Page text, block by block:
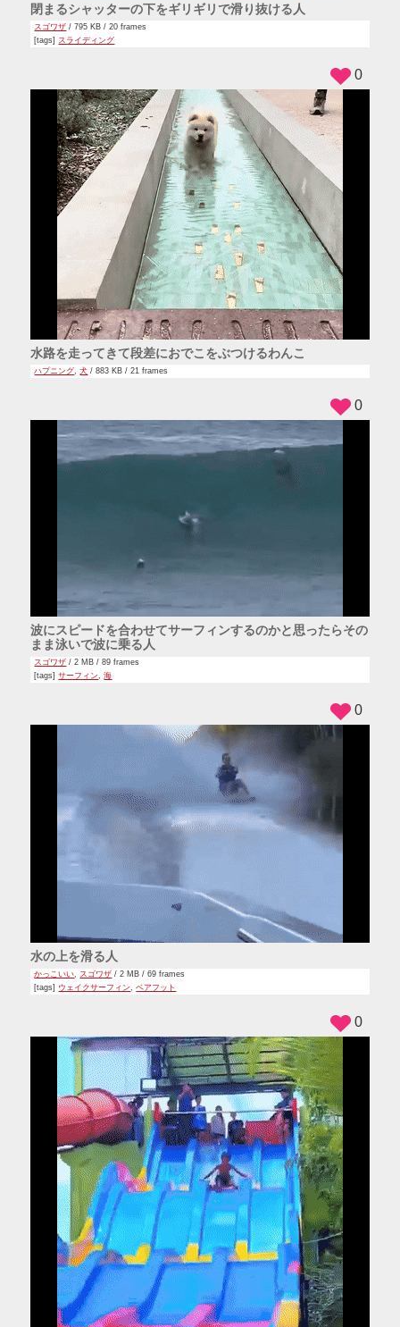
閉まるシャッターの下をギリギリで滑り抜ける人
スゴワザ / 795 KB / 20 frames
[tags] スライディング
水路を走ってきて段差におでこをぶつけるわんこ
ハプニング,犬 / 883 KB / 21 frames
0
波にスピードを合わせてサーフィンするのかと思ったらその
まま泳いで波に乗る人
スゴワザ / 2 MB / 89 frames
[tags]サーフィン,海
0
水の上を滑る人
かっこいい, スゴワザ / 2 MB / 69 frames
[tags] ウェイクサーフィン,ベアフット
0
0